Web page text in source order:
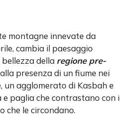
montagne innevate da
cambia il paesaggio
della regione pre-
presenza di un fiume nei
un agglomerato di Kasbah e
e paglia che contrastano con i
che le circondano.